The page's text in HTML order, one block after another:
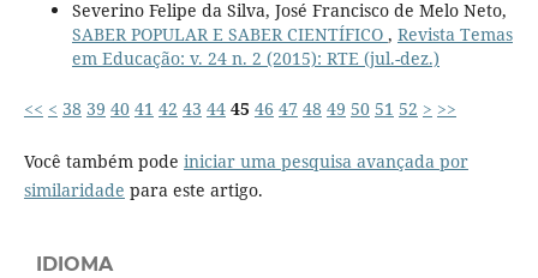
Severino Felipe da Silva, José Francisco de Melo Neto,
SABER POPULAR E SABER CIENTÍFICO , Revista Temas
em Educação: v. 24 n. 2 (2015): RTE (jul.-dez.)
<< < 38 39 40 41 42 43 44 45 46 47 48 49 50 51 52 > >>
Você também pode iniciar uma pesquisa avançada por
similaridade para este artigo.
IDIOMA